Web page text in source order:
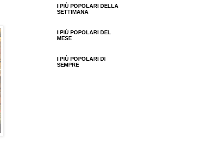
I PIÙ POPOLARI DELLA
SETTIMANA
I PIÙ POPOLARI DEL
MESE
I PIÙ POPOLARI DI
SEMPRE